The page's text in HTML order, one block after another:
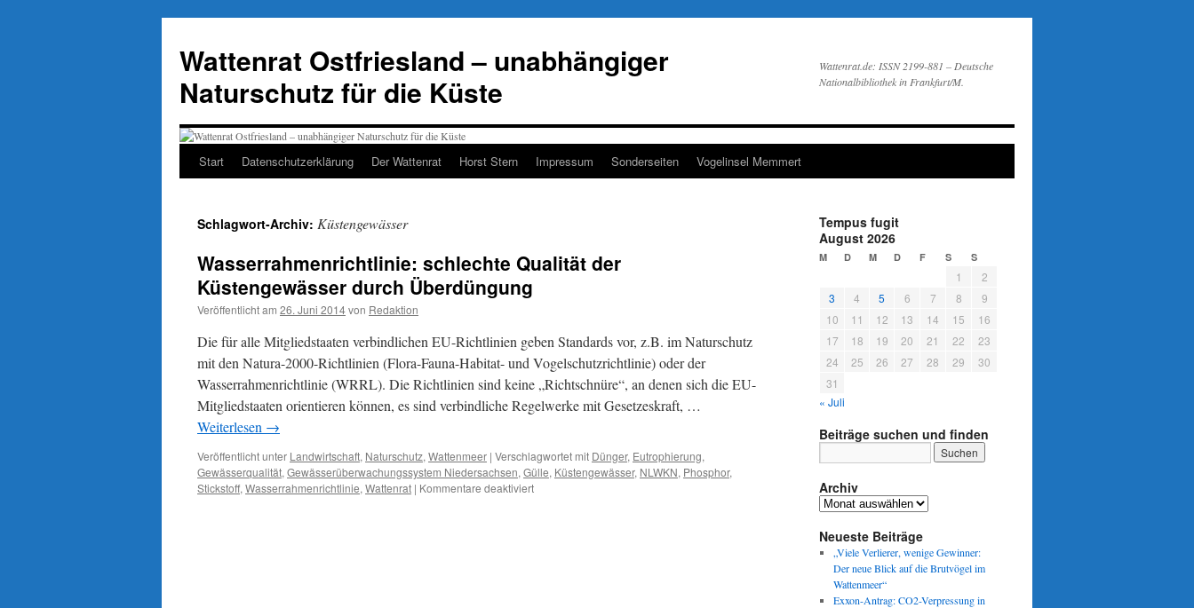
springen
Wattenrat Ostfriesland – unabhängiger
Naturschutz für die Küste
Wattenrat.de: ISSN 2199-881 – Deutsche
Nationalbibliothek in Frankfurt/M.
Start Datenschutzerklärung Der Wattenrat Horst Stern Impressum Sonderseiten Vogelinsel Memmert
Schlagwort-Archiv: Küstengewässer
Wasserrahmenrichtlinie: schlechte Qualität der
Küstengewässer durch Überdüngung
Veröffentlicht am 26. Juni 2014von Redaktion
Die für alle Mitgliedstaaten verbindlichen EU-Richtlinien geben Standards vor, z.B. im Naturschutz
mit den Natura-2000-Richtlinien (Flora-Fauna-Habitat- und Vogelschutzrichtlinie) oder der
Wasserrahmenrichtlinie (WRRL). Die Richtlinien sind keine „Richtschnüre“, an denen sich die EU-
Mitgliedstaaten orientieren können, es sind verbindliche Regelwerke mit Gesetzeskraft, …
Weiterlesen →
Veröffentlicht unter Landwirtschaft, Naturschutz, Wattenmeer | Verschlagwortet mit Dünger, Eutrophierung,
Gewässerqualität, Gewässerüberwachungssystem Niedersachsen, Gülle, Küstengewässer, NLWKN, Phosphor,
Stickstoff, Wasserrahmenrichtlinie, Wattenrat | Kommentare deaktiviertfür
Tempus fugit
August 2026
M D M D F S S
1
2
3
4 5 6 7 8
9
10
11 12 13 14 15
16
17
18 19 20 21 22
23
24
25 26 27 28 29
30
31
« Juli
Beiträge suchen und finden
Archiv
Archiv
Neueste Beiträge
„Viele Verlierer, wenige Gewinner:
Der neue Blick auf die Brutvögel im
Wattenmeer“
Exxon-Antrag: CO2-Verpressung in